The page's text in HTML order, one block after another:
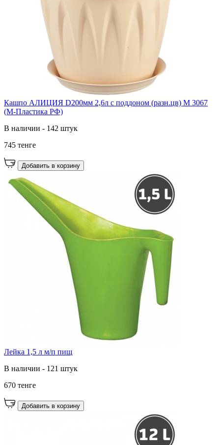
Кашпо АЛИЦИЯ D200мм 2,6л с поддоном (разн.цв) М 3067
(М-Пластика РФ)
В наличии - 142 штук
745 тенге
Добавить в корзину
Лейка 1,5 л м/п пищ
В наличии - 121 штук
670 тенге
Добавить в корзину